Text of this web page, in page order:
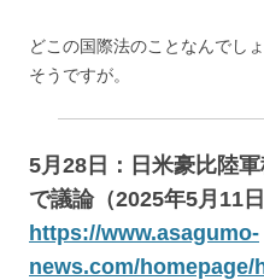
どこの国際法のことなんでしょ
そうですが。
5月28日：日米豪比陸
で議論（2025年5月11日
https://www.asagumo-
news.com/